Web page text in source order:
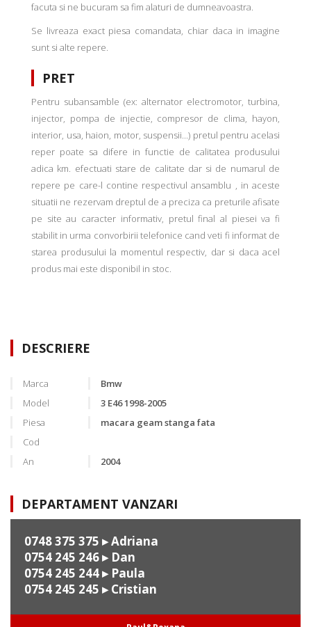
facuta si ne bucuram sa fim alaturi de dumneavoastra.
Se livreaza exact piesa comandata, chiar daca in imagine
sunt si alte repere.
PRET
Pentru subansamble (ex: alternator electromotor, turbina,
injector, pompa de injectie, compresor de clima, hayon,
interior, usa, haion, motor, suspensii...) pretul pentru acelasi
reper poate sa difere in functie de calitatea produsului
adica km. efectuati stare de calitate dar si de numarul de
repere pe care-l contine respectivul ansamblu , in aceste
situatii ne rezervam dreptul de a preciza ca preturile afisate
pe site au caracter informativ, pretul final al piesei va fi
stabilit in urma convorbirii telefonice cand veti fi informat de
starea produsului la momentul respectiv, dar si daca acel
produs mai este disponibil in stoc.
DESCRIERE
Marca
Bmw
Model
3 E46 1998-2005
Piesa
macara geam stanga fata
Cod
An
2004
DEPARTAMENT VANZARI
0748 375 375 ▸ Adriana
0754 245 246▸ Dan
0754 245 244▸ Paula
0754 245 245 ▸ Cristian